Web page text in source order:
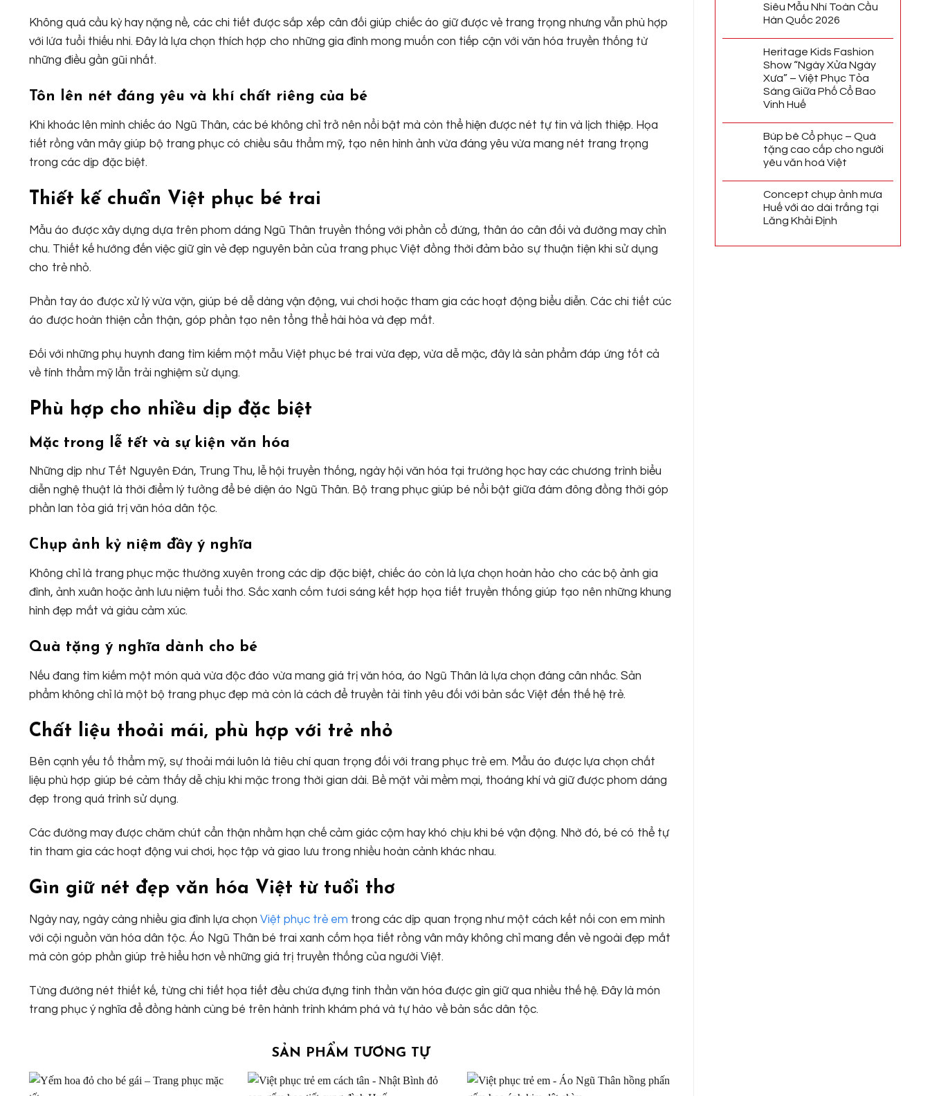
Không quá cầu kỳ hay nặng nề, các chi tiết được sắp xếp cân đối giúp chiếc áo giữ được vẻ trang trọng nhưng vẫn phù hợp
với lứa tuổi thiếu nhi. Đây là lựa chọn thích hợp cho những gia đình mong muốn con tiếp cận với văn hóa truyền thống từ
những điều gần gũi nhất.
Tôn lên nét đáng yêu và khí chất riêng của bé
Khi khoác lên mình chiếc áo Ngũ Thân, các bé không chỉ trở nên nổi bật mà còn thể hiện được nét tự tin và lịch thiệp. Họa
tiết rồng vân mây giúp bộ trang phục có chiều sâu thẩm mỹ, tạo nên hình ảnh vừa đáng yêu vừa mang nét trang trọng
trong các dịp đặc biệt.
Thiết kế chuẩn Việt phục bé trai
Mẫu áo được xây dựng dựa trên phom dáng Ngũ Thân truyền thống với phần cổ đứng, thân áo cân đối và đường may chỉn
chu. Thiết kế hướng đến việc giữ gìn vẻ đẹp nguyên bản của trang phục Việt đồng thời đảm bảo sự thuận tiện khi sử dụng
cho trẻ nhỏ.
Phần tay áo được xử lý vừa vặn, giúp bé dễ dàng vận động, vui chơi hoặc tham gia các hoạt động biểu diễn. Các chi tiết cúc
áo được hoàn thiện cẩn thận, góp phần tạo nên tổng thể hài hòa và đẹp mắt.
Đối với những phụ huynh đang tìm kiếm một mẫu Việt phục bé trai vừa đẹp, vừa dễ mặc, đây là sản phẩm đáp ứng tốt cả
về tính thẩm mỹ lẫn trải nghiệm sử dụng.
Phù hợp cho nhiều dịp đặc biệt
Mặc trong lễ tết và sự kiện văn hóa
Những dịp như Tết Nguyên Đán, Trung Thu, lễ hội truyền thống, ngày hội văn hóa tại trường học hay các chương trình biểu
diễn nghệ thuật là thời điểm lý tưởng để bé diện áo Ngũ Thân. Bộ trang phục giúp bé nổi bật giữa đám đông đồng thời góp
phần lan tỏa giá trị văn hóa dân tộc.
Chụp ảnh kỷ niệm đầy ý nghĩa
Không chỉ là trang phục mặc thường xuyên trong các dịp đặc biệt, chiếc áo còn là lựa chọn hoàn hảo cho các bộ ảnh gia
đình, ảnh xuân hoặc ảnh lưu niệm tuổi thơ. Sắc xanh cốm tươi sáng kết hợp họa tiết truyền thống giúp tạo nên những khung
hình đẹp mắt và giàu cảm xúc.
Quà tặng ý nghĩa dành cho bé
Nếu đang tìm kiếm một món quà vừa độc đáo vừa mang giá trị văn hóa, áo Ngũ Thân là lựa chọn đáng cân nhắc. Sản
phẩm không chỉ là một bộ trang phục đẹp mà còn là cách để truyền tải tình yêu đối với bản sắc Việt đến thế hệ trẻ.
Chất liệu thoải mái, phù hợp với trẻ nhỏ
Bên cạnh yếu tố thẩm mỹ, sự thoải mái luôn là tiêu chí quan trọng đối với trang phục trẻ em. Mẫu áo được lựa chọn chất
liệu phù hợp giúp bé cảm thấy dễ chịu khi mặc trong thời gian dài. Bề mặt vải mềm mại, thoáng khí và giữ được phom dáng
đẹp trong quá trình sử dụng.
Các đường may được chăm chút cẩn thận nhằm hạn chế cảm giác cộm hay khó chịu khi bé vận động. Nhờ đó, bé có thể tự
tin tham gia các hoạt động vui chơi, học tập và giao lưu trong nhiều hoàn cảnh khác nhau.
Gìn giữ nét đẹp văn hóa Việt từ tuổi thơ
Ngày nay, ngày càng nhiều gia đình lựa chọn Việt phục trẻ em trong các dịp quan trọng như một cách kết nối con em mình
với cội nguồn văn hóa dân tộc. Áo Ngũ Thân bé trai xanh cốm họa tiết rồng vân mây không chỉ mang đến vẻ ngoài đẹp mắt
mà còn góp phần giúp trẻ hiểu hơn về những giá trị truyền thống của người Việt.
Từng đường nét thiết kế, từng chi tiết họa tiết đều chứa đựng tinh thần văn hóa được gìn giữ qua nhiều thế hệ. Đây là món
trang phục ý nghĩa để đồng hành cùng bé trên hành trình khám phá và tự hào về bản sắc dân tộc.
SẢN PHẨM TƯƠNG TỰ
Siêu Mẫu Nhí Toàn Cầu
Hàn Quốc 2026
Heritage Kids Fashion
Show “Ngày Xửa Ngày
Xưa” – Việt Phục Tỏa
Sáng Giữa Phố Cổ Bao
Vinh Huế
Búp bê Cổ phục – Quà
tặng cao cấp cho người
yêu văn hoá Việt
Concept chụp ảnh mưa
Huế với áo dài trắng tại
Lăng Khải Định